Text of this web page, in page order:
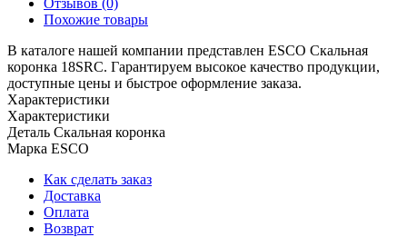
Похожие товары
В каталоге нашей компании представлен ESCO Скальная
коронка 18SRC. Гарантируем высокое качество продукции,
доступные цены и быстрое оформление заказа.
Характеристики
Характеристики
Деталь Скальная коронка
Марка ESCO
Как сделать заказ
Доставка
Оплата
Возврат